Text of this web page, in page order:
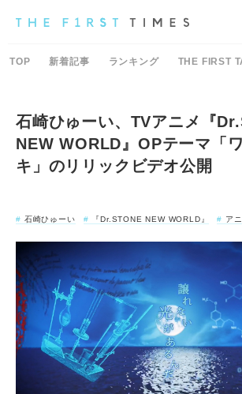
TOP 新着記事 ランキング THE FIRST
石崎ひゅーい、TVアニメ『
NEW WORLD』OPテーマ「
キ」のリリックビデオ公開
石崎ひゅーい 『Dr.STONE NEW WORLD』 ア